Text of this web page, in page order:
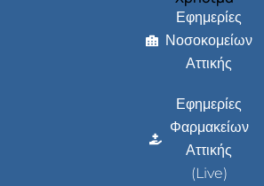
Εφημερίες
Νοσοκομείων
Αττικής
Εφημερίες
Φαρμακείων
Αττικής
(Live)